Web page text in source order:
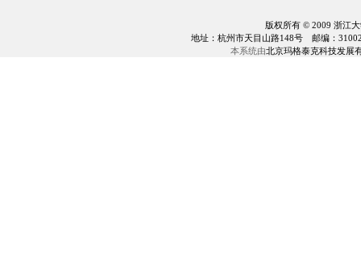
版权所有 © 2009 浙江
地址：杭州市天目山路148号 邮编：
本系统由北京玛格泰克科技发展